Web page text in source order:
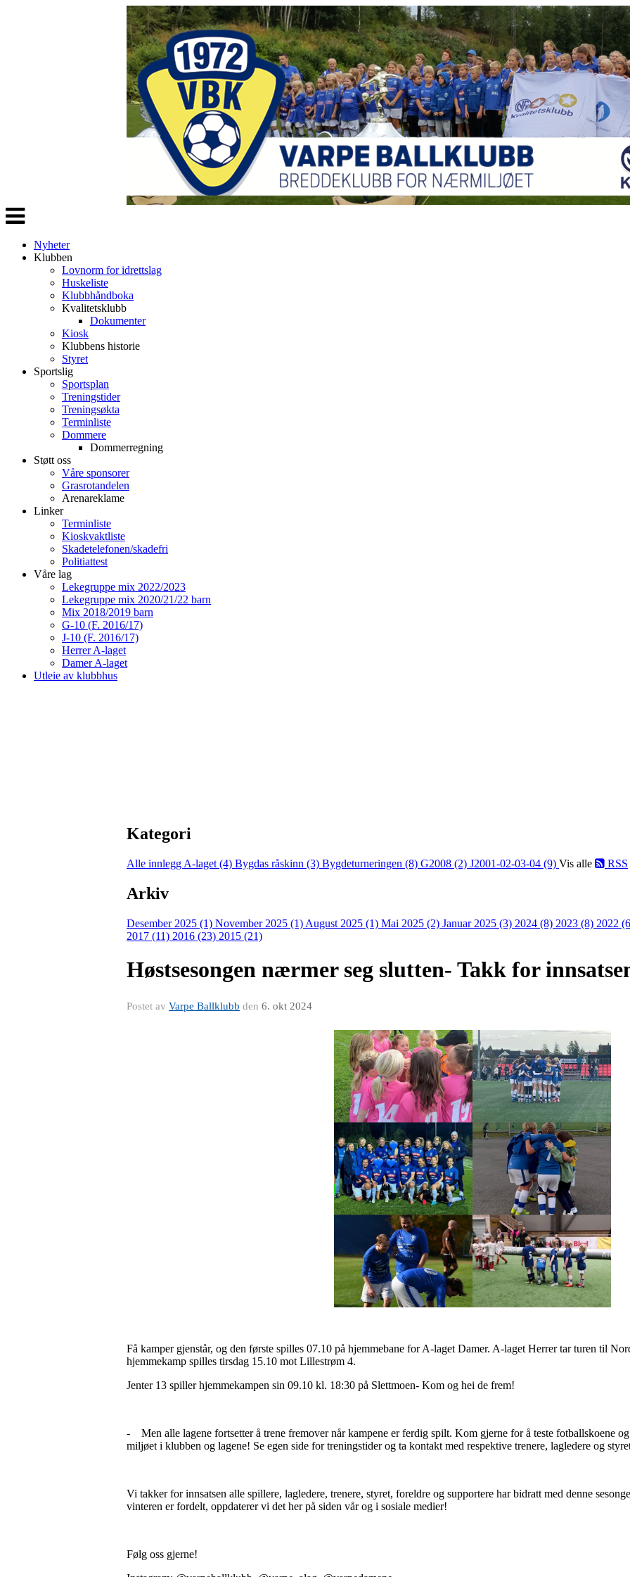
Veksle
navigasjon
Nyheter
Klubben
Lovnorm for idrettslag
Huskeliste
Klubbhåndboka
Kvalitetsklubb
Dokumenter
Kiosk
Klubbens historie
Styret
Sportslig
Sportsplan
Treningstider
Treningsøkta
Terminliste
Dommere
Dommerregning
Støtt oss
Våre sponsorer
Grasrotandelen
Arenareklame
Linker
Terminliste
Kioskvaktliste
Skadetelefonen/skadefri
Politiattest
Våre lag
Lekegruppe mix 2022/2023
Lekegruppe mix 2020/21/22 barn
Mix 2018/2019 barn
G-10 (F. 2016/17)
J-10 (F. 2016/17)
Herrer A-laget
Damer A-laget
Utleie av klubbhus
Kategori
Alle innlegg A-laget (4) Bygdas råskinn (3) Bygdeturneringen (8) G2008 (2) J2001-02-03-04 (9) Vis alle RSS
Arkiv
Desember 2025 (1) November 2025 (1) August 2025 (1) Mai 2025 (2) Januar 2025 (3) 2024 (8) 2023 (8) 2022
2017 (11) 2016 (23) 2015 (21)
Høstsesongen nærmer seg slutten- Takk for
Postet av Varpe Ballklubb den 6. okt 2024
Få kamper gjenstår, og den første spilles 07.10 på hjemmebane for A-laget Damer. A-laget Herrer tar turen til
hjemmekamp spilles tirsdag 15.10 mot Lillestrøm 4.
Jenter 13 spiller hjemmekampen sin 09.10 kl. 18:30 på Slettmoen- Kom og hei de frem!
- Men alle lagene fortsetter å trene fremover når kampene er ferdig spilt. Kom gjerne for å teste fotballskoene
miljøet i klubben og lagene! Se egen side for treningstider og ta kontakt med respektive trenere, lagledere og
Vi takker for innsatsen alle spillere, lagledere, trenere, styret, foreldre og supportere har bidratt med denne
vinteren er fordelt, oppdaterer vi det her på siden vår og i sosiale medier!
Følg oss gjerne!